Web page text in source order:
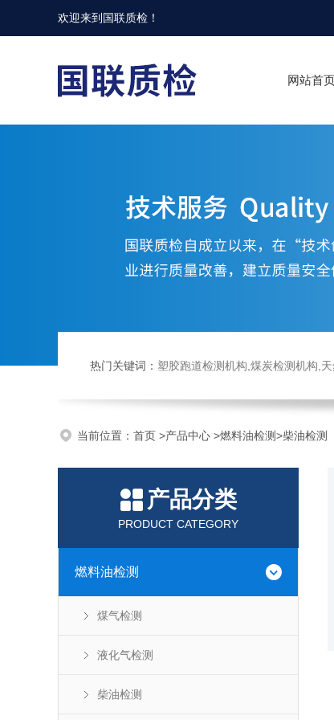
欢迎来到 国联质检 ！
网站首
热门关键词： 塑胶跑道检测机构,煤炭检测机构,天然气检测机构,抗磨液
当前位置： 首页 >产品中心 >燃料油检测>柴油检测
产品分类
PRODUCT CATEGORY
燃料油检测
煤气检测
液化气检测
柴油检测